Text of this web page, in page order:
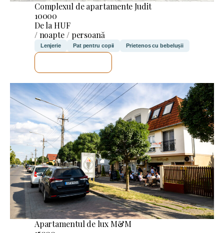
Complexul de apartamente Judit
10000
De la HUF
/ noapte / persoană
Lenjerie Pat pentru copii Prietenos cu bebelușii
Apartamentul de lux M&M